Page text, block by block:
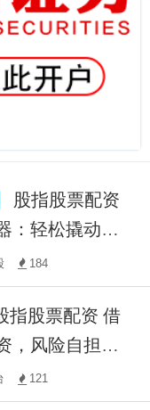
：轻松撬动财
184
，风险自担，
121